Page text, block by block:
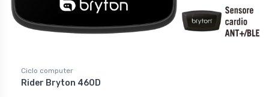
Ciclo computer
Rider Bryton 460D